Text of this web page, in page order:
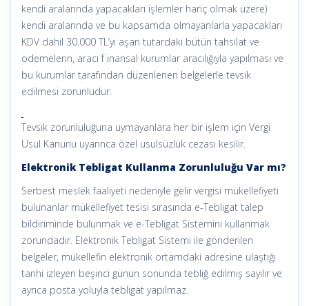
kendi aralarında yapacakları işlemler hariç olmak üzere)
kendi aralarında ve bu kapsamda olmayanlarla yapacakları
KDV dahil 30.000 TL’yi aşan tutardaki bütün tahsilat ve
ödemelerin, aracı f inansal kurumlar aracılığıyla yapılması ve
bu kurumlar tarafından düzenlenen belgelerle tevsik
edilmesi zorunludur.
Tevsik zorunluluğuna uymayanlara her bir işlem için Vergi
Usul Kanunu uyarınca özel usulsüzlük cezası kesilir.
Elektronik Tebligat Kullanma Zorunluluğu Var mı?
Serbest meslek faaliyeti nedeniyle gelir vergisi mükellefiyeti
bulunanlar mükellefiyet tesisi sırasında e-Tebligat talep
bildiriminde bulunmak ve e-Tebligat Sistemini kullanmak
zorundadır. Elektronik Tebligat Sistemi ile gönderilen
belgeler, mükellefin elektronik ortamdaki adresine ulaştığı
tarihi izleyen beşinci günün sonunda tebliğ edilmiş sayılır ve
ayrıca posta yoluyla tebligat yapılmaz.